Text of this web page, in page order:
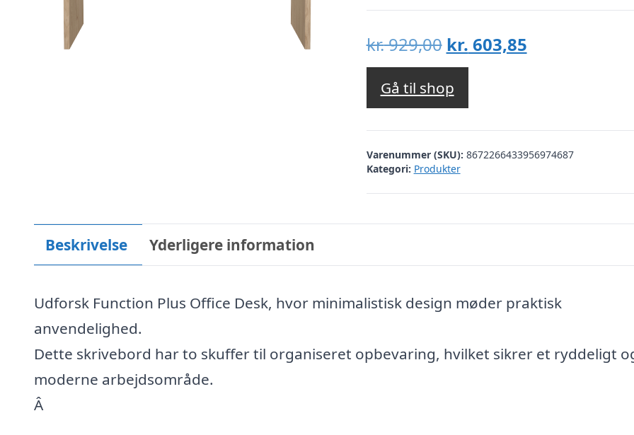
kr.929,00 Den
oprindelige
pris
var:
kr. 929,00.
kr. 603,85Den
kr. 603,85.
Gå til shop
Varenummer (SKU): 8672266433956974687
Kategori: Produkter
Beskrivelse Yderligere information
Udforsk Function Plus Office Desk, hvor minimalistisk design møder praktisk
anvendelighed.
Dette skrivebord har to skuffer til organiseret opbevaring, hvilket sikrer et ryddeligt
moderne arbejdsområde.
Â